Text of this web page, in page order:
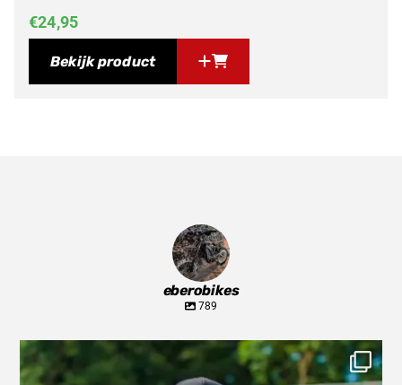
€24,95
Bekijk product
eberobikes
789